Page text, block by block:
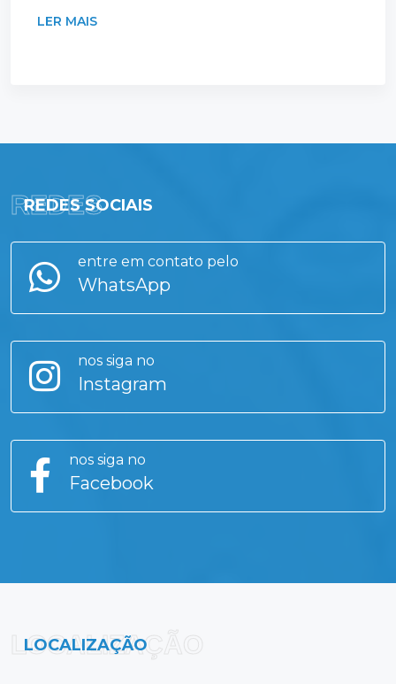
LER MAIS
REDES SOCIAIS
REDES
entre em contato pelo
WhatsApp
nos siga no
Instagram
nos siga no
Facebook
LOCALIZAÇÃO
LOCALIZAÇÃO